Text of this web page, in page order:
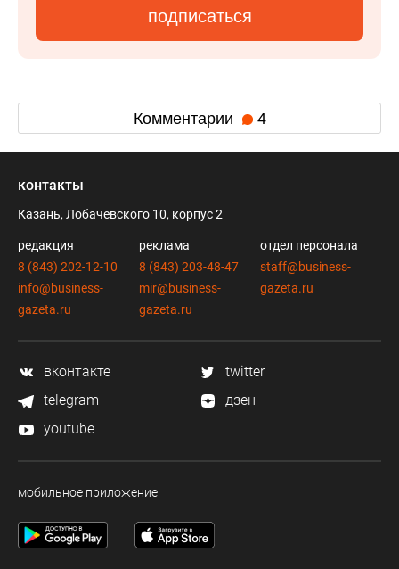
подписаться
Комментарии 4
контакты
Казань, Лобачевского 10, корпус 2
редакция
8 (843) 202-12-10
info@business-
gazeta.ru
реклама
8 (843) 203-48-47
mir@business-
gazeta.ru
отдел персонала
staff@business-
gazeta.ru
вконтакте
twitter
telegram
дзен
youtube
мобильное приложение